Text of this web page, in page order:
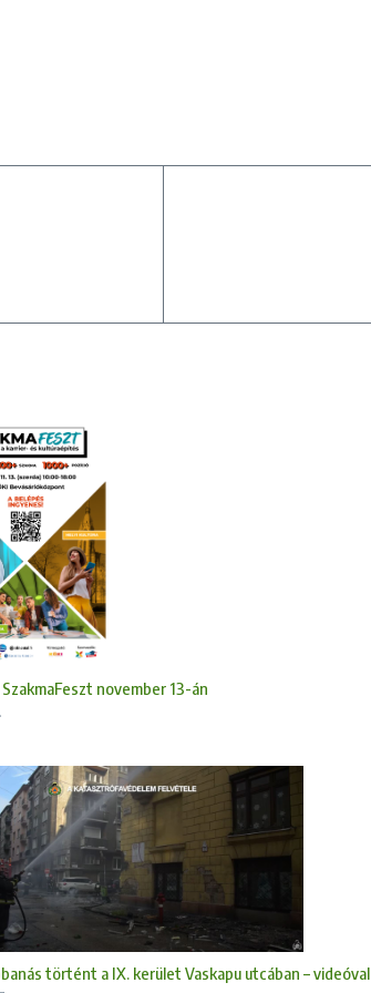
SzakmaFeszt november 13-án
történt a IX. kerület Vaskapu utcában – videóval